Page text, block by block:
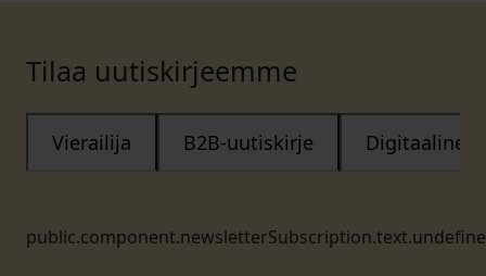
Tilaa uutiskirjeemme
Vierailija B2B-uutiskirje Digitaalinen